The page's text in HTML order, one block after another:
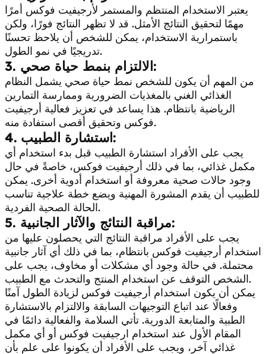
يعتبر الاستخدام المنتظم والمستمر لأرجيفيت فوكس أمرًا
مهمًا لتحقيق النتائج الأمثل. قد لا تظهر النتائج فورًا، ولكن
باستمرارية الاستخدام، يمكن للشخص أن يلاحظ تحسنًا
تدريجيًا في نمو الطول.
3. الالتزام بنمط حياة صحي:
من المهم أن يكون للشخص نمط حياة صحي يشمل النظام
الغذائي الغني بالمغذيات الضرورية وممارسة التمارين
الرياضية بانتظام. هذا يساعد في تعزيز فعالية أرجيفيت
فوكس وتحقيق أقصى استفادة منه.
4. استشارة الطبيب:
يجب على الأفراد استشارة الطبيب قبل بدء استخدام أي
مكمل غذائي، بما في ذلك أرجيفيت فوكس، خاصةً في حال
وجود حالات صحية معروفة أو استخدام أدوية أخرى. يمكن
للطبيب أن يقدم المشورة المهنية ويضع خطة علاجية تناسب
الحالة الصحية الفردية.
5. مراقبة النتائج والآثار الجانبية:
يجب على الأفراد مراقبة النتائج التي يحصلون عليها من
استخدام أرجيفيت فوكس بانتظام، بما في ذلك أي آثار جانبية
محتملة. في حالة وجود أي مشكلات أو مخاوف، يجب على
الشخص التوقف عن استخدام المنتج والتحدث مع الطبيب.
يمكن أن يكون استخدام أرجيفيت فوكس لزيادة الطول آمنًا
وفعالًا عند اتباع التوجيهات السابقة والالتزام بالاستشارة
الطبية والمتابعة الدورية. تأتي السلامة والفعالية دائمًا في
المقام الأول عند استخدام ارجيفيت فوكس أو أي مكمل
غذائي آخر، ويجب على الأفراد أن يكونوا على علم بأن